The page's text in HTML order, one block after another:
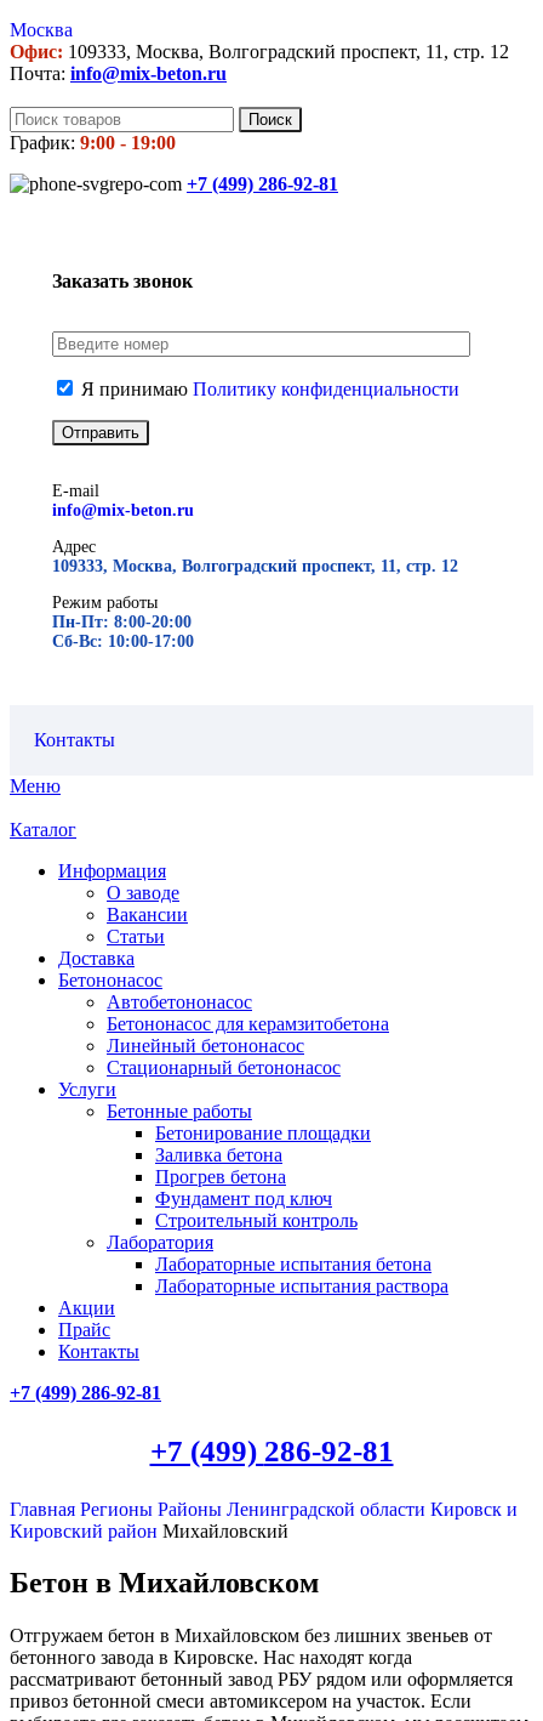
Москва
Офис: 109333, Москва, Волгоградский проспект, 11, стр. 12
Почта: info@mix-beton.ru
Поиск
График: 9:00 - 19:00
+7 (499) 286-92-81
Заказать звонок
Я принимаю Политику конфиденциальности
E-mail
info@mix-beton.ru
Адрес
109333, Москва, Волгоградский проспект, 11, стр. 12
Режим работы
Пн-Пт: 8:00-20:00
Сб-Вс: 10:00-17:00
Контакты
Меню
Каталог
Информация
О заводе
Вакансии
Статьи
Доставка
Бетононасос
Автобетононасос
Бетононасос для керамзитобетона
Линейный бетононасос
Стационарный бетононасос
Услуги
Бетонные работы
Бетонирование площадки
Заливка бетона
Прогрев бетона
Фундамент под ключ
Строительный контроль
Лаборатория
Лабораторные испытания бетона
Лабораторные испытания раствора
Акции
Прайс
Контакты
+7 (499) 286-92-81
+7 (499) 286-92-81
Главная Регионы Районы Ленинградской области Кировск и
Кировский район Михайловский
Бетон в Михайловском
Отгружаем бетон в Михайловском без лишних звеньев от
бетонного завода в Кировске. Нас находят когда
рассматривают бетонный завод РБУ рядом или оформляется
привоз бетонной смеси автомиксером на участок. Если